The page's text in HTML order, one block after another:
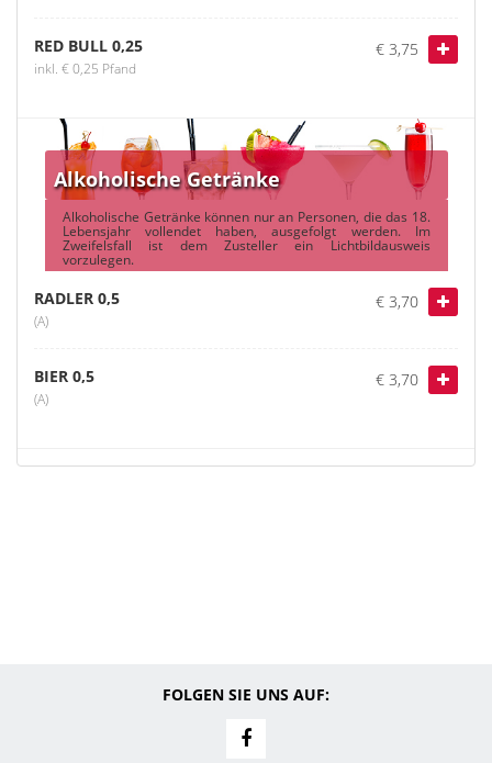
RED BULL 0,25
inkl. € 0,25 Pfand
€ 3,75
Alkoholische Getränke
Alkoholische Getränke können nur an Personen, die das 18.
Lebensjahr vollendet haben, ausgefolgt werden. Im
Zweifelsfall ist dem Zusteller ein Lichtbildausweis
vorzulegen.
RADLER 0,5
(A)
€ 3,70
BIER 0,5
(A)
€ 3,70
FOLGEN SIE UNS AUF: